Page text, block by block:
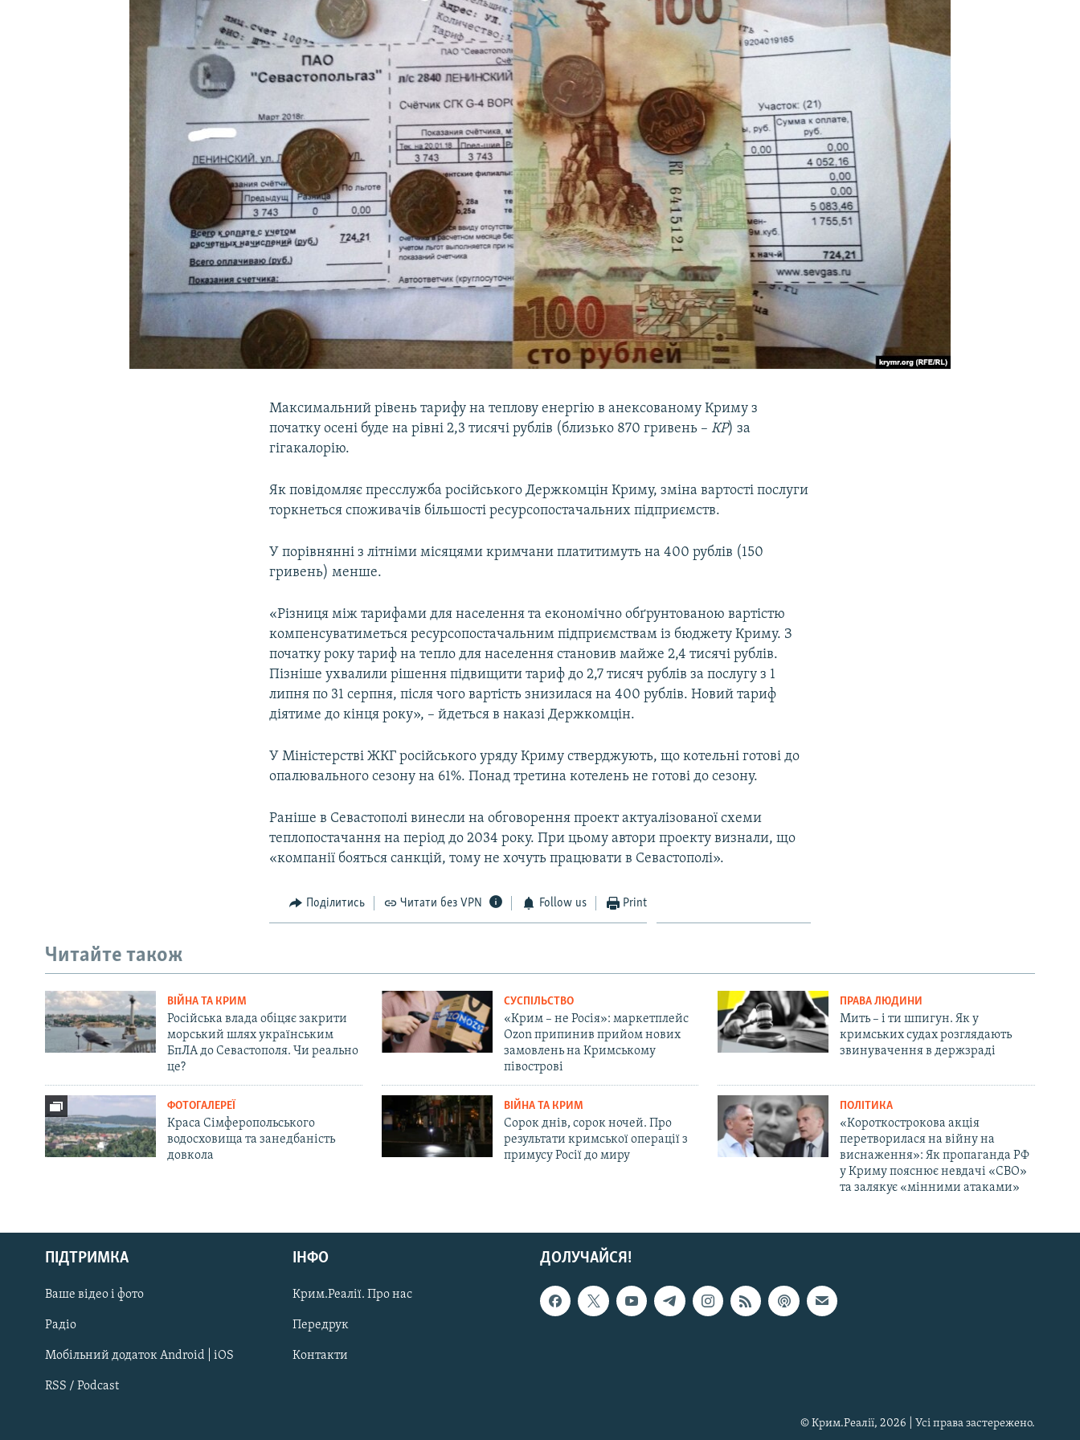
Русский
Qırımtatar
ДОЛУЧАЙСЯ!
Максимальний рівень тарифу на теплову енергію в анексованому Криму з
початку осені буде на рівні 2,3 тисячі рублів (близько 870 гривень –КР) за
гігакалорію.
Як повідомляє пресслужба російського Держкомцін Криму, зміна вартості послуги
торкнеться споживачів більшості ресурсопостачальних підприємств.
У порівнянні з літніми місяцями кримчани платитимуть на 400 рублів (150
гривень) менше.
«Різниця між тарифами для населення та економічно обґрунтованою вартістю
компенсуватиметься ресурсопостачальним підприємствам із бюджету Криму. З
початку року тариф на тепло для населення становив майже 2,4 тисячі рублів.
Пізніше ухвалили рішення підвищити тариф до 2,7 тисяч рублів за послугу з 1
липня по 31 серпня, після чого вартість знизилася на 400 рублів. Новий тариф
діятиме до кінця року», – йдеться в наказі Держкомцін.
У Міністерстві ЖКГ російського уряду Криму стверджують, що котельні готові до
опалювального сезону на 61%. Понад третина котелень не готові до сезону.
Раніше в Севастополі винесли на обговорення проект актуалізованої схеми
теплопостачання на період до 2034 року. При цьому автори проекту визнали, що
«компанії бояться санкцій, тому не хочуть працювати в Севастополі».
Поділитись Читати без VPN Follow us Print
Читайте також
ВІЙНА ТА КРИМ
Російська влада обіцяє закрити
морський шлях українським
БпЛА до Севастополя. Чи реально
це?
СУСПІЛЬСТВО
«Крим – не Росія»: маркетплейс
Ozon припинив прийом нових
замовлень на Кримському
півострові
ПРАВА ЛЮДИНИ
Мить – і ти шпигун. Як у
кримських судах розглядають
звинувачення в держзраді
ФОТОГАЛЕРЕЇ
Краса Сімферопольського
водосховища та занедбаність
довкола
ВІЙНА ТА КРИМ
Сорок днів, сорок ночей. Про
результати кримської операції з
примусу Росії до миру
ПОЛІТИКА
«Короткострокова акція
перетворилася на війну на
виснаження»: Як пропаганда РФ
у Криму пояснює невдачі «СВО»
та залякує «мінними атаками»
ДОЛУЧАЙСЯ!
ПІДТРИМКА
Ваше відео і фото
Радіо
Мобільний додаток Android | iOS
RSS / Podcast
ІНФО
Крим.Реалії. Про нас
Передрук
Контакти
© Крим.Реалії, 2026 | Усі права застережено.